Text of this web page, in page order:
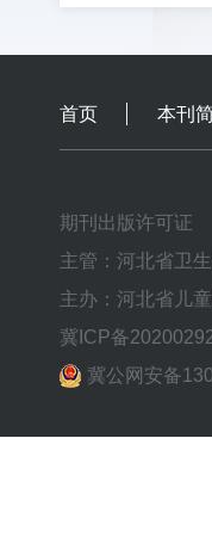
首页 本刊
期刊出版许可证
主管：河北省卫
主办：河北省儿
冀ICP备
冀公网安备